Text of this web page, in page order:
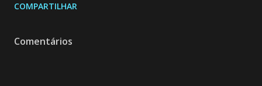
COMPARTILHAR
Comentários